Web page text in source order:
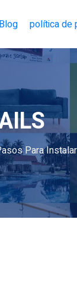
Blog política de
Para